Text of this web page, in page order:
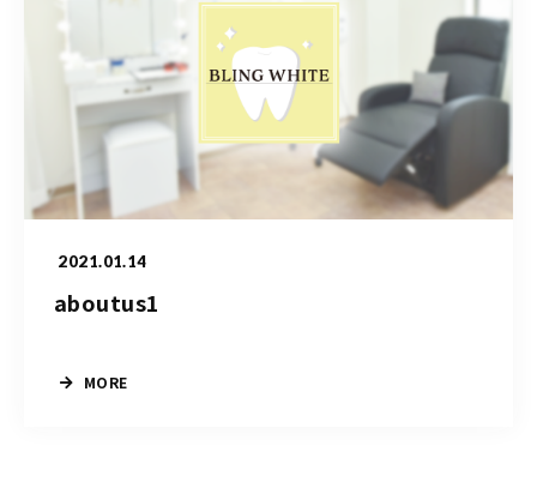
2021.01.14
aboutus1
MORE
ACCESS
Q & A
090-9859-5917